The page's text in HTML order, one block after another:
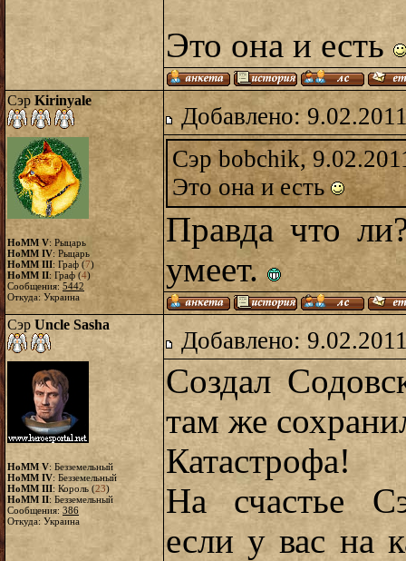
Это она и есть
Сэр Kirinyale
HoMM V: Рыцарь
HoMM IV: Рыцарь
HoMM III: Граф (7)
HoMM II: Граф (4)
Сообщения: 5442
Откуда: Украина
Добавлено:
Сэр bobchik,
Это она и есть
Правда что
умеет.
Сэр Uncle Sasha
HoMM V: Безземельный
HoMM IV: Безземельный
HoMM III: Король (23)
HoMM II: Безземельный
Сообщения: 386
Откуда: Украина
Добавлено:
Создал
там же
Катастрофа!
На счастье
если у вас на